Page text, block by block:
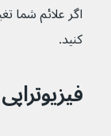
اگر علائم شما
کنید.
فیزیوتراپی